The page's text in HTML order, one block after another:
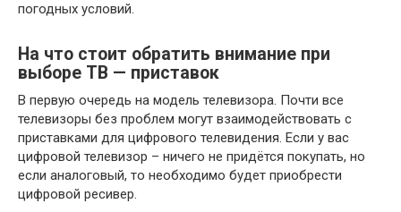
погодных условий.
На что стоит обратить внимание при
выборе ТВ — приставок
В первую очередь на модель телевизора. Почти все
телевизоры без проблем могут взаимодействовать с
приставками для цифрового телевидения. Если у вас
цифровой телевизор – ничего не придётся покупать, но
если аналоговый, то необходимо будет приобрести
цифровой ресивер.